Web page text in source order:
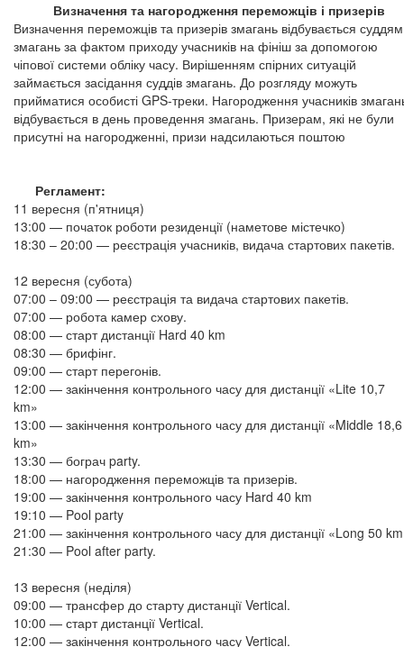
Визначення та нагородження переможців і призерів
Визначення переможців та призерів змагань відбувається
змагань за фактом приходу учасників на фініш за допомогою
чіпової системи обліку часу. Вирішенням спірних ситуацій
займається засідання суддів змагань. До розгляду можуть
прийматися особисті GPS-треки. Нагородження учасників
відбувається в день проведення змагань. Призерам, які не були
присутні на нагородженні, призи надсилаються поштою
Регламент:
11 вересня (п'ятниця)
13:00 — початок роботи резиденції (наметове містечко)
18:30 – 20:00 — реєстрація учасників, видача стартових пакетів.
12 вересня (субота)
07:00 – 09:00 — реєстрація та видача стартових пакетів.
07:00 — робота камер схову.
08:00 — старт дистанції Hard 40 km
08:30 — брифінг.
09:00 — старт перегонів.
12:00 — закінчення контрольного часу для дистанції «Lite 10,7
km»
13:00 — закінчення контрольного часу для дистанції «Middle 18,6
km»
13:30 — бограч party.
18:00 — нагородження переможців та призерів.
19:00 — закінчення контрольного часу Hard 40 km
19:10 — Pool party
21:00 — закінчення контрольного часу для дистанції «Long 50
21:30 — Pool after party.
13 вересня (неділя)
09:00 — трансфер до старту дистанції Vertical.
10:00 — старт дистанції Vertical.
12:00 — закінчення контрольного часу Vertical.